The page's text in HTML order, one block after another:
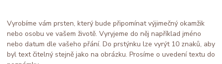
Vyrobíme vám prsten, který bude připomínat výjimečný okamžik
nebo osobu ve vašem životě. Vyryjeme do něj například jméno
nebo datum dle vašeho přání. Do prstýnku lze vyrýt 10 znaků, aby
byl text čitelný stejně jako na obrázku. Prosíme o uvedení textu do